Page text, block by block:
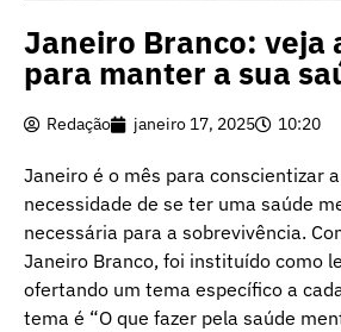
Janeiro Branco: veja
para manter a sua
Redação janeiro 17, 2025 10:20
Janeiro é o mês para conscientizar
necessidade de se ter uma saúde
necessária para a sobrevivência.
Janeiro Branco, foi instituído como
ofertando um tema específico a
tema é “O que fazer pela saúde